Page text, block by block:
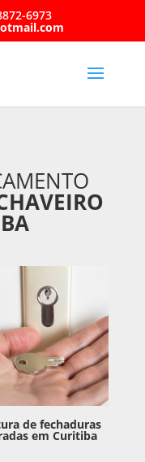
6973
de fechaduras
em Curitiba